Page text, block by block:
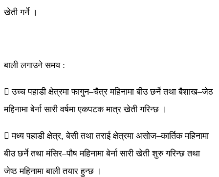
खेती गर्ने ।
बाली लगाउने समय :
 उच्च पहाडी क्षेत्रमा फागुन–चैत्र महिनामा बीउ छर्ने तथा बैशाख–जेठ
महिनामा बेर्ना सारी वर्षमा एकपटक मात्र खेती गरिन्छ ।
 मध्य पहाडी क्षेत्र, बेसी तथा तराई क्षेत्रमा असोज–कार्तिक महिनामा
बीउ छर्ने तथा मंसिर–पौष महिनामा बेर्ना सारी खेती शुरु गरिन्छ तथा
जेष्ठ महिनामा बाली तयार हुन्छ ।